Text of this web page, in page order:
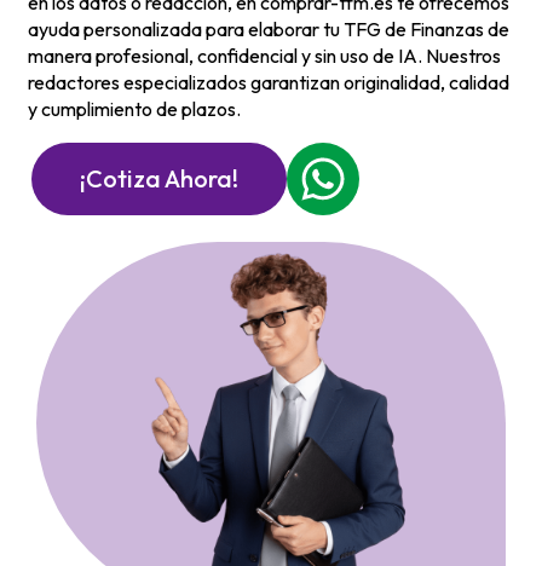
ayuda personalizada para elaborar tu TFG de Finanzas de
manera profesional, confidencial y sin uso de IA. Nuestros
redactores especializados garantizan originalidad, calidad
y cumplimiento de plazos.
¡Cotiza Ahora!